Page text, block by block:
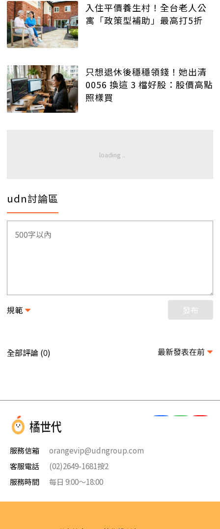
入住平價養生村！全台老人公
寓「政策型補助」最高打5折
只想退休後穩穩領錢！她出清
0056 換這 3 檔好股：股價高點
照樣買
udn討論區
規範 發布
全部評論 (0) 最新發表在前
服務信箱
orangevip@udngroup.com
客服電話
(02)2649-1681按2
服務時間
每日 9:00～18:00